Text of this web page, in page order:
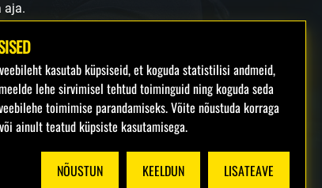
aja.
FacebookInstagram
kasutab küpsiseid, et koguda statistilisi andmeid,
lehe sirvimisel tehtud toiminguid ning koguda seda
toimimise parandamiseks. Võite nõustuda korraga
ainult teatud küpsiste kasutamisega.
NÕUSTUN KEELDUN LISATEAVE